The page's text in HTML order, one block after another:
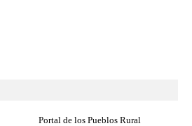
Portal de los Pueblos Rural